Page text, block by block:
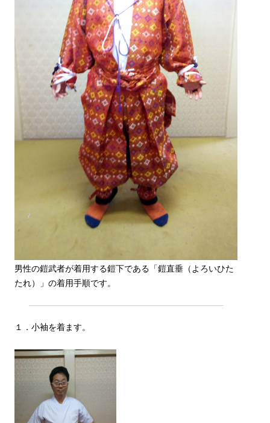
男性の鎧武者が着用する鎧下である「鎧直垂（よろいひた
たれ）」の着用手順です。
１．小袖を着ます。